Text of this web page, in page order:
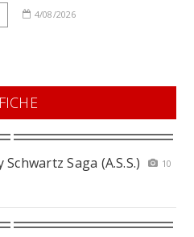
4/08/2026
Saga (A.S.S.)
10